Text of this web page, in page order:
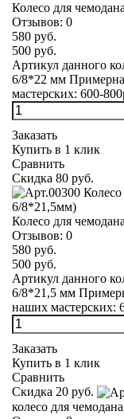
Колесо для
Отзывов: 0
580 руб.
500 руб.
Артикул данного
6/8*22 мм
мастерских: 600-
Заказать
Купить в 1 клик
Сравнить
Скидка 80 руб.
Колесо для
Отзывов: 0
580 руб.
500 руб.
Артикул данного
6/8*21,5 мм
наших мастерских:
Заказать
Купить в 1 клик
Сравнить
Скидка 20 руб.
колесо для